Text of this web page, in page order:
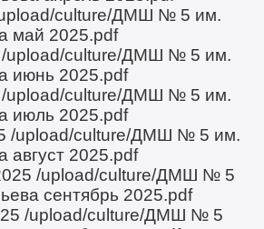
culture/ДМШ № 5 им.
май 2025.pdf
/upload/culture/ДМШ № 5 им.
июнь 2025.pdf
/upload/culture/ДМШ № 5 им.
июль 2025.pdf
/upload/culture/ДМШ № 5 им.
август 2025.pdf
/upload/culture/ДМШ № 5
сентябрь 2025.pdf
/upload/culture/ДМШ № 5